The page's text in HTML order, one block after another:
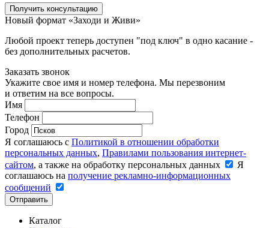
Получить консультацию
Новый формат «Заходи и Живи»
Любой проект теперь доступен "под ключ" в одно касание -
без дополнительных расчетов.
Заказать звонок
Укажите свое имя и номер телефона. Мы перезвоним
и ответим на все вопросы.
Имя
Телефон
Город
Я соглашаюсь с Политикой в отношении обработки
персональных данных, Правилами пользования интернет-
сайтом, а также на обработку персональных данных
Я
соглашаюсь на получение рекламно-информационных
сообщений
Отправить
Каталог